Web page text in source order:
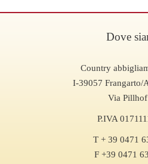
Dove
Country
I-39057 Frangarto/
Via
P.IVA
T + 39 0471
F +39 0471